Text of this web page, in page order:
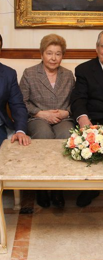
посетил выступление
театра сатиры «Мунча
передали в Лисичанск
тонн стройматериалов,